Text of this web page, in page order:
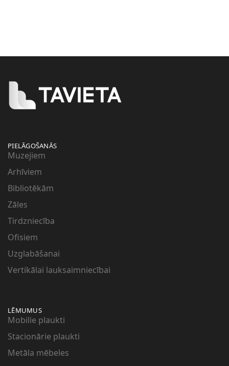
PIELĀGOŠANĀS
Muzejiem
Arhīviem
Bibliotēkām
Zāles
Tirdzniecība
Ofisiem
Uzglabāšanai
Vertikālai lauksaimniecībai
LĒMUMUS
Mobilie plaukti
Stacionārie plaukti
Metāla mēbeles